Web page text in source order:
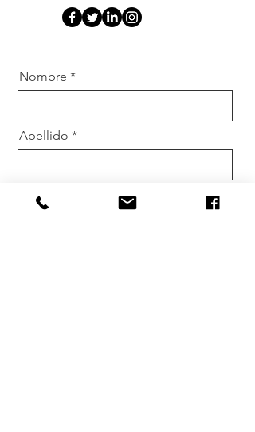
Nombre
Apellido
Correo Electrónico